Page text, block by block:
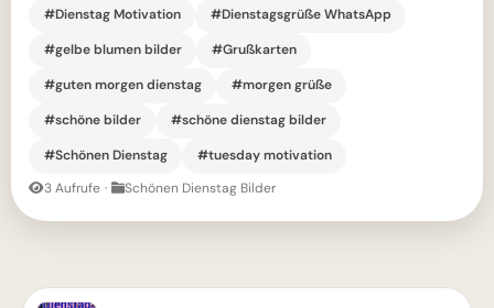
#Dienstag Motivation
#Dienstagsgrüße WhatsApp
#gelbe blumen bilder
#Grußkarten
#guten morgen dienstag
#morgen grüße
#schöne bilder
#schöne dienstag bilder
#Schönen Dienstag
#tuesday motivation
3 Aufrufe · Schönen Dienstag Bilder